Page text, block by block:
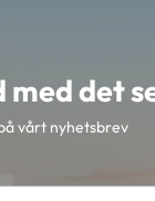
det
vårt nyhetsbrev